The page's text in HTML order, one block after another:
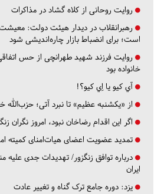
روایت روحانی از کلاه گشاد در مذاکرات
رهبرانقلاب در دیدار هیئت دولت:
است؛ برای انضباط بازار چاره‌اندیشی شود
روایت فرزند شهید طهرانچی از حس
خانواده بود
آي كيو يا اِي كيو؟!
از «یکشنبه عظیم» تا نبرد آتی؛
اگر این اقدام رضاخان نبود، امروز نگران
تمدید عضویت اعضای هیات‌امنای کمیته
درباره توافق زنگزور/ تهدیدات جدی علیه
ایران
یزد: دوره جامع ترک گناه و تغییر عادت